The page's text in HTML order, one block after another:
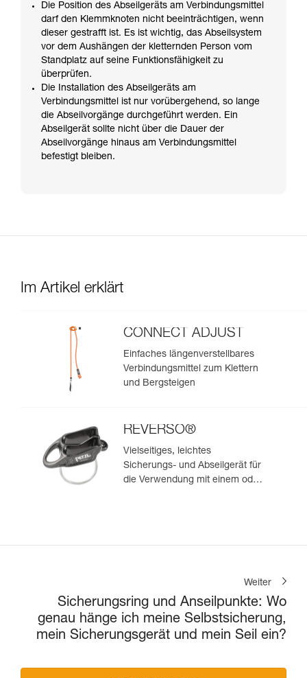
Die Position des Abseilgeräts am Verbindungsmittel
darf den Klemmknoten nicht beeinträchtigen, wenn
dieser gestrafft ist. Es ist wichtig, das Abseilsystem
vor dem Aushängen der kletternden Person vom
Standplatz auf seine Funktionsfähigkeit zu
überprüfen.
Die Installation des Abseilgeräts am
Verbindungsmittel ist nur vorübergehend, so lange
die Abseilvorgänge durchgeführt werden. Ein
Abseilgerät sollte nicht über die Dauer der
Abseilvorgänge hinaus am Verbindungsmittel
befestigt bleiben.
Im Artikel erklärt
CONNECT ADJUST
Einfaches längenverstellbares
Verbindungsmittel zum Klettern
und Bergsteigen
REVERSO®
Vielseitiges, leichtes
Sicherungs- und Abseilgerät für
die Verwendung mit einem oder
Weiter
Sicherungsring und Anseilpunkte: Wo
genau hänge ich meine Selbstsicherung,
mein Sicherungsgerät und mein Seil ein?